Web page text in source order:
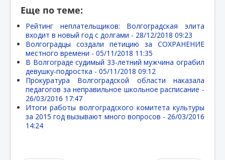
Еще по теме:
Рейтинг неплательщиков: Волгоградская элита
входит в новый год с долгами - 28/12/2018 09:23
Волгоградцы создали петицию за СОХРАНЕНИЕ
местного времени - 05/11/2018 11:35
В Волгограде судимый 33-летний мужчина ограбил
девушку-подростка - 05/11/2018 09:12
Прокуратура Волгоградской области наказала
педагогов за неправильное школьное расписание -
26/03/2016 17:47
Итоги работы волгоградского комитета культуры
за 2015 год вызывают много вопросов - 26/03/2016
14:24